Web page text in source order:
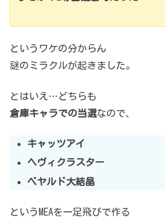
というワケの分からん
謎のミラクルが起きました。
とはいえ… どちらも
倉庫キャラでの当選なので、
キャッツアイ
ヘヴィクラスター
ベヤルド大結晶
というMEAを一足飛びで作る